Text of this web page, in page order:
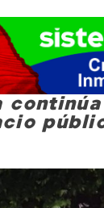
continúa